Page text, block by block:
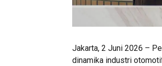
Jakarta, 2 Juni 2026 –
dinamika industri